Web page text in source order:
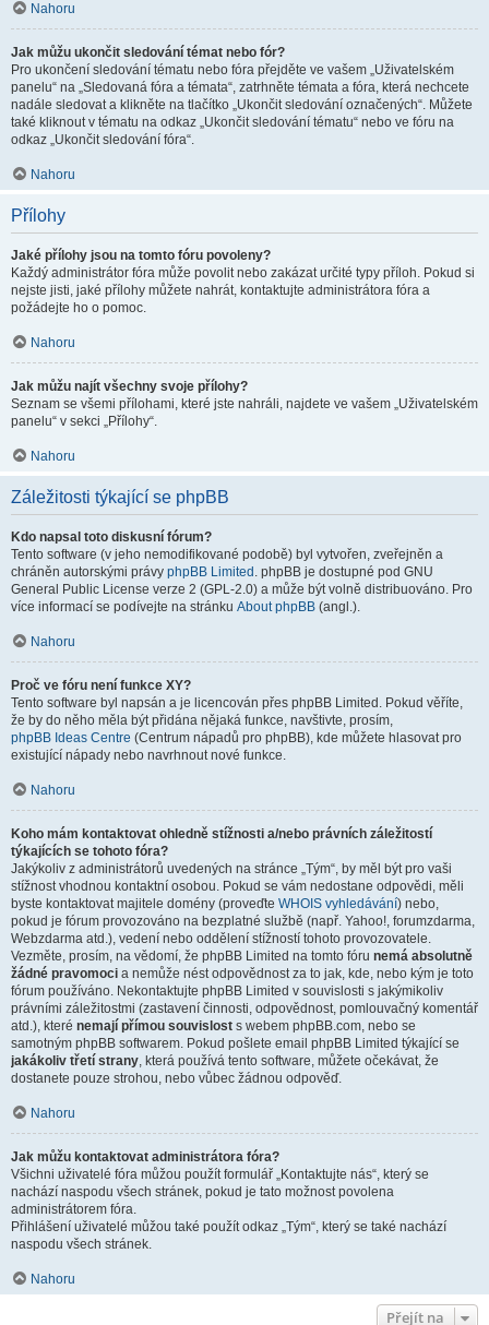
Nahoru
Jak můžu ukončit sledování témat nebo fór?
Pro ukončení sledování tématu nebo fóra přejděte ve vašem „Uživatelském
panelu“ na „Sledovaná fóra a témata“, zatrhněte témata a fóra, která nechcete
nadále sledovat a klikněte na tlačítko „Ukončit sledování označených“. Můžete
také kliknout v tématu na odkaz „Ukončit sledování tématu“ nebo ve fóru na
odkaz „Ukončit sledování fóra“.
Nahoru
Přílohy
Jaké přílohy jsou na tomto fóru povoleny?
Každý administrátor fóra může povolit nebo zakázat určité typy příloh. Pokud si
nejste jisti, jaké přílohy můžete nahrát, kontaktujte administrátora fóra a
požádejte ho o pomoc.
Nahoru
Jak můžu najít všechny svoje přílohy?
Seznam se všemi přílohami, které jste nahráli, najdete ve vašem „Uživatelském
panelu“ v sekci „Přílohy“.
Nahoru
Záležitosti týkající se phpBB
Kdo napsal toto diskusní fórum?
Tento software (v jeho nemodifikované podobě) byl vytvořen, zveřejněn a
chráněn autorskými právy phpBB Limited . phpBB je dostupné pod GNU
General Public License verze 2 (GPL-2.0) a může být volně distribuováno. Pro
více informací se podívejte na stránku About phpBB (angl.).
Nahoru
Proč ve fóru není funkce XY?
Tento software byl napsán a je licencován přes phpBB Limited. Pokud věříte,
že by do něho měla být přidána nějaká funkce, navštivte, prosím,
phpBB Ideas Centre (Centrum nápadů pro phpBB), kde můžete hlasovat pro
existující nápady nebo navrhnout nové funkce.
Nahoru
Koho mám kontaktovat ohledně stížnosti a/nebo právních záležitostí
týkajících se tohoto fóra?
Jakýkoliv z administrátorů uvedených na stránce „Tým“, by měl být pro vaši
stížnost vhodnou kontaktní osobou. Pokud se vám nedostane odpovědi, měli
byste kontaktovat majitele domény (proveďte WHOIS vyhledávání) nebo,
pokud je fórum provozováno na bezplatné službě (např. Yahoo!, forumzdarma,
Webzdarma atd.), vedení nebo oddělení stížností tohoto provozovatele.
Vezměte, prosím, na vědomí, že phpBB Limited na tomto fóru nemá absolutně
žádné pravomoci a nemůže nést odpovědnost za to jak, kde, nebo kým je toto
fórum používáno. Nekontaktujte phpBB Limited v souvislosti s jakýmikoliv
právními záležitostmi (zastavení činnosti, odpovědnost, pomlouvačný komentář
atd.), které nemají přímou souvislost s webem phpBB.com, nebo se
samotným phpBB softwarem. Pokud pošlete email phpBB Limited týkající se
jakákoliv třetí strany, která používá tento software, můžete očekávat, že
dostanete pouze strohou, nebo vůbec žádnou odpověď.
Nahoru
Jak můžu kontaktovat administrátora fóra?
Všichni uživatelé fóra můžou použít formulář „Kontaktujte nás“, který se
nachází naspodu všech stránek, pokud je tato možnost povolena
administrátorem fóra.
Přihlášení uživatelé můžou také použít odkaz „Tým“, který se také nachází
naspodu všech stránek.
Nahoru
Přejít na